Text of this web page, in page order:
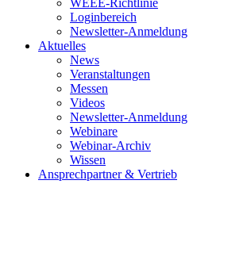
WEEE-Richtlinie
Loginbereich
Newsletter-Anmeldung
Aktuelles
News
Veranstaltungen
Messen
Videos
Newsletter-Anmeldung
Webinare
Webinar-Archiv
Wissen
Ansprechpartner & Vertrieb